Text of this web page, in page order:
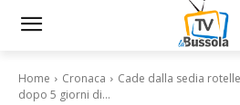
Home Cronaca
Cade dalla sedia
dopo 5 giorni di...